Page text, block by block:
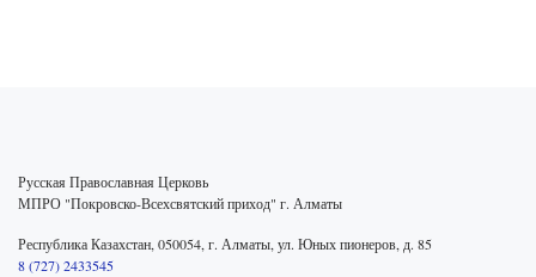
Русская Православная Церковь
МПРО "Покровско-Всехсвятский приход" г. Алматы
Республика Казахстан, 050054, г. Алматы, ул. Юных пионеров, д. 85
8 (727) 2433545